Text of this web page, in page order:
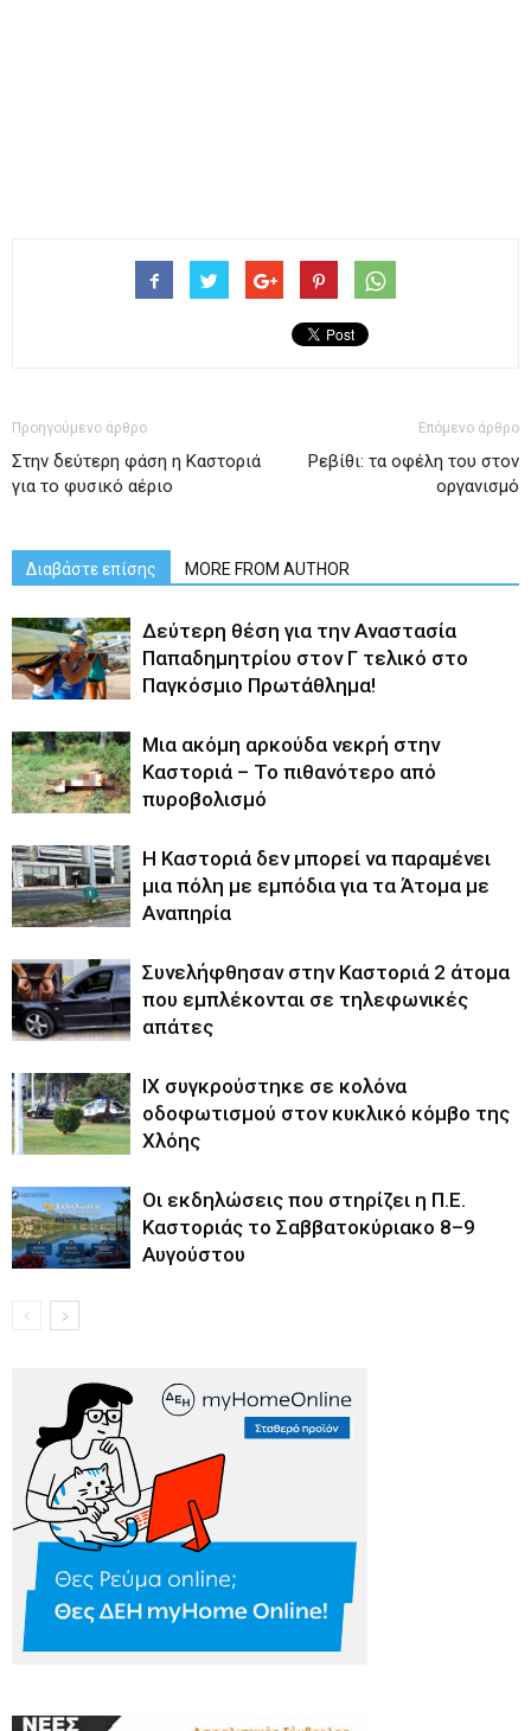
Προηγούμενο άρθρο
Στην δεύτερη φάση η Καστοριά
για το φυσικό αέριο
Επόμενο άρθρο
Ρεβίθι: τα οφέλη του στον
οργανισμό
Διαβάστε επίσης MORE FROM AUTHOR
Δεύτερη θέση για την Αναστασία
Παπαδημητρίου στον Γ τελικό στο
Παγκόσμιο Πρωτάθλημα!
Μια ακόμη αρκούδα νεκρή στην
Καστοριά – Το πιθανότερο από
πυροβολισμό
Η Καστοριά δεν μπορεί να παραμένει
μια πόλη με εμπόδια για τα Άτομα με
Αναπηρία
Συνελήφθησαν στην Καστοριά 2 άτομα
που εμπλέκονται σε τηλεφωνικές
απάτες
ΙΧ συγκρούστηκε σε κολόνα
οδοφωτισμού στον κυκλικό κόμβο της
Χλόης
Οι εκδηλώσεις που στηρίζει η Π.Ε.
Καστοριάς το Σαββατοκύριακο 8–9
Αυγούστου